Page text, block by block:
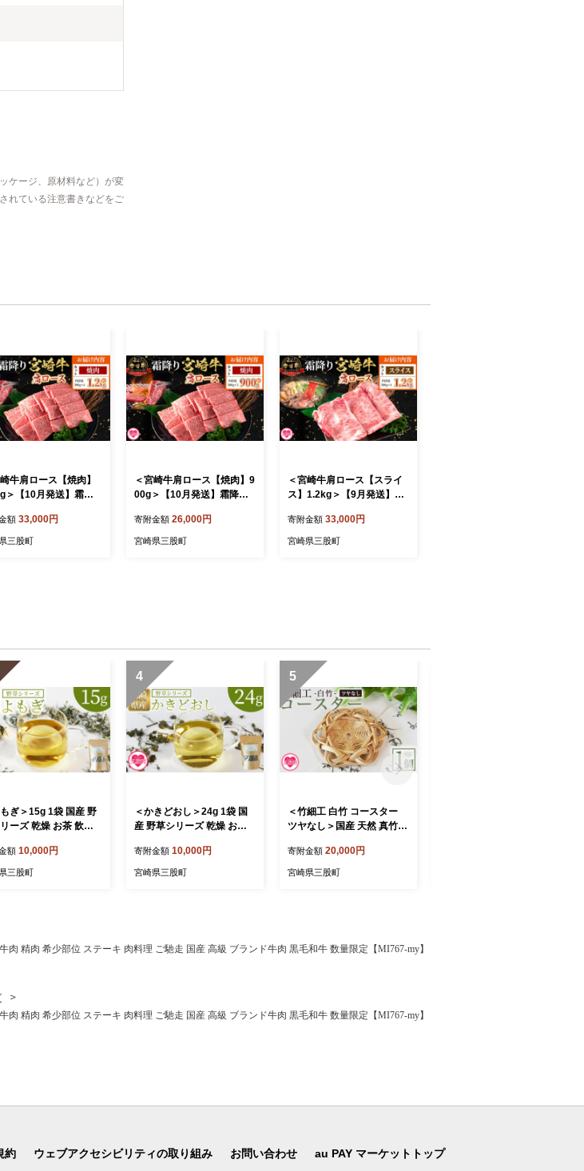
ケージ、原材料など）が変
れている注意書きなどをご
牛肩ロース【焼肉】
＞【10月発送】霜降
ランス 炒め物 肉料理
国産 高級 ブランド
額 33,000円
三股町
＜宮崎牛肩ロース【焼肉】9
00g＞【10月発送】霜降り
バランス 炒め物 肉料理 ご
馳走 国産 高級 ブランド牛
寄附金額 26,000円
宮崎県三股町
＜宮崎牛肩ロース【スライ
ス】1.2kg＞【9月発送】霜
と脂のバランス 炒め物 肉料
理 ご馳走 国産 高級 ブラン
寄附金額 33,000円
宮崎県三股町
もぎ＞15g 1袋 国産 野
ーズ 乾燥 お茶 飲み
剤 染料 肥料 アレン
ブティー 持ち運びに
額 10,000円
三股町
4
＜かきどおし＞24g 1袋 国
産 野草シリーズ 乾燥 お茶
肥料 アレンジ ハーブティー
持ち運びに便利 プチギフト
寄附金額 10,000円
宮崎県三股町
5
＜竹細工 白竹 コースター
ツヤなし＞国産 天然 真竹
ルウェア キッチン小物 壁飾
り 小物置き 宮崎県 三股町
寄附金額 20,000円
宮崎県三股町
精肉 希少部位 ステーキ 肉料理 ご馳走 国産 高級 ブランド牛肉 黒毛和牛 数量限定【MI767-my】
精肉 希少部位 ステーキ 肉料理 ご馳走 国産 高級 ブランド牛肉 黒毛和牛 数量限定【MI767-my】
約 ウェブアクセシビリティの取り組み お問い合わせ au PAY マーケットトップ